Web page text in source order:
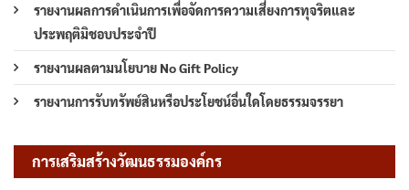
รายงานผลการดำเนินการเพื่อจัดการความเสี่ยงการทุจริตและ
ประพฤติมิชอบประจำปี
รายงานผลตามนโยบาย No Gift Policy
รายงานการรับทรัพย์สินหรือประโยชน์อื่นใดโดยธรรมจรรยา
การเสริมสร้างวัฒนธรรมองค์กร